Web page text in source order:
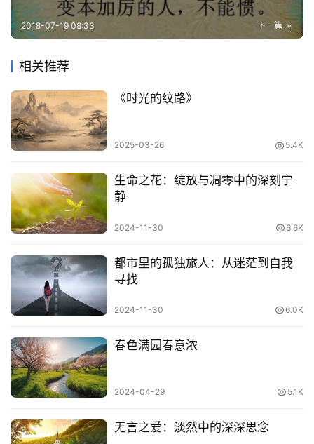
常
网
址
记住：
这才是你的谁！
不要听花言巧语，
要看真正的行动，
说的好，永远不如做的好！
下一篇
2018-07-19 08:33
相关推荐
《时光的纹路》
2025-03-26 5.4K
生命之花：绽放与凋零中的深刻宁
静
2024-11-30 6.6K
都市里的孤独旅人：从迷茫到自我
寻找
2024-11-30 6.0K
春色满园春意浓
2024-04-29 5.1K
无言之爱：淡然中的深深思念